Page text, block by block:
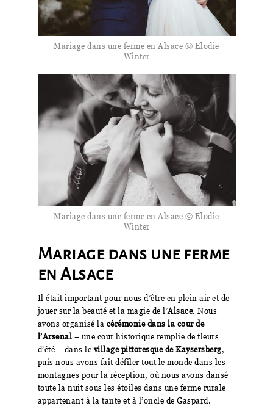
Mariage dans une ferme en Alsace © Elodie
Winter
Mariage dans une ferme en Alsace © Elodie
Winter
Mariage dans une ferme
en Alsace
Il était important pour nous d’être en plein air et de
jouer sur la beauté et la magie de l’Alsace. Nous
avons organisé la cérémonie dans la cour de
l’Arsenal – une cour historique remplie de fleurs
d’été – dans levillage pittoresque de Kaysersberg,
puis nous avons fait défiler tout le monde dans les
montagnes pour la réception, où nous avons dansé
toute la nuit sous les étoiles dans une ferme rurale
appartenant à la tante et à l’oncle de Gaspard.